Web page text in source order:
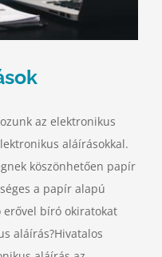
az elektronikus
aláírásokkal.
köszönhetően papír
a papír alapú
erővel bíró okiratokat
aláírás?Hivatalos